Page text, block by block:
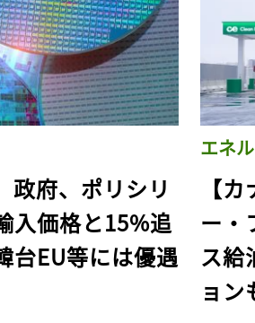
政府、ポリシリ
入価格と15%追
台EU等には優遇
エネ
【
ー・
ス給
ョン